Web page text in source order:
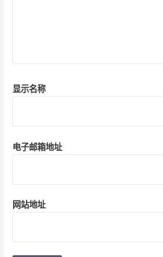
显示名称
电子邮箱地址
网站地址